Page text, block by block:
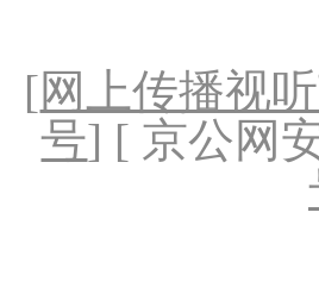
[网上传播视
号] [ 京公网